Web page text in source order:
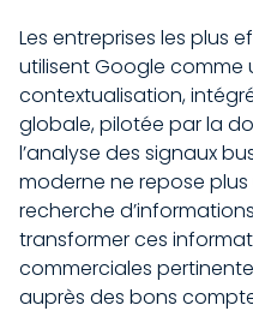
Les entreprises les plus
utilisent Google comme
contextualisation,
globale, pilotée par la
l’analyse des signaux
moderne ne repose
recherche
transformer ces
commerciales
auprès des bons